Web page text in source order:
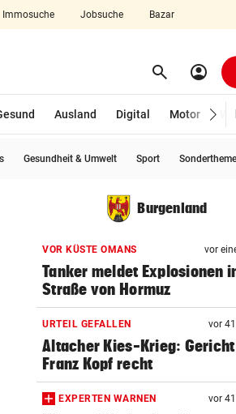
Immosuche Jobsuche Bazar
search Suchen
account_circle
Ausland Digital Motor
Gesundheit & Umwelt Sport
Burgenland
VOR KÜSTE OMANS vor
Tanker meldet Explosionen
Straße von Hormuz
URTEIL GEFALLEN vor
Altacher Kies-Krieg:
Franz Kopf recht
EXPERTEN WARNEN vor